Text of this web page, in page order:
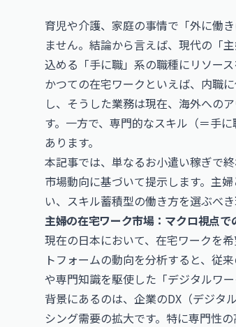
育児や介護、家庭の事情で「外に働
ません。結論から言えば、現代の「
込める「手に職」系の職種にリソース
かつての在宅ワークといえば、内職
し、そうした業務は現在、海外への
す。一方で、専門的なスキル（＝手
あります。
本記事では、単なるお小遣い稼ぎで
市場動向に基づいて提示します。主
い、スキル蓄積型の働き方を選ぶべ
主婦の在宅ワーク市場：マクロ視点で
現在の日本において、在宅ワークを
トフォームの動向を分析すると、従
や専門知識を駆使した「デジタルワ
背景にあるのは、企業のDX（デジタ
シング需要の拡大です。特に専門性